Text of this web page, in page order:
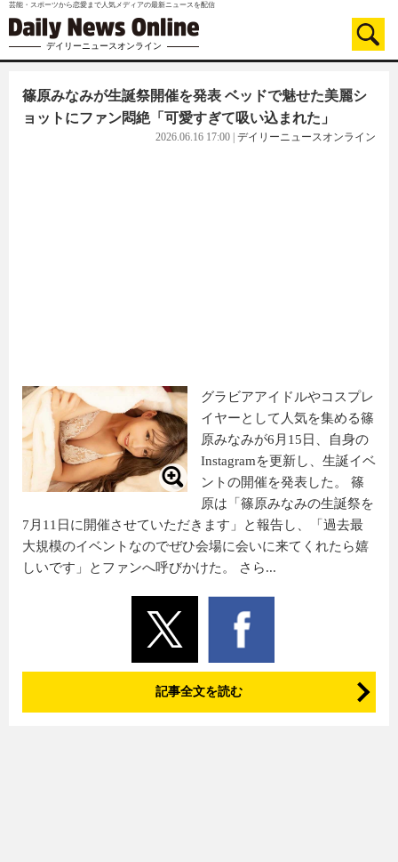
芸能・スポーツから恋愛まで人気メディアの最新ニュースを配信
デイリーニュースオンライン
篠原みなみが生誕祭開催を発表 ベッドで魅せた美麗シ
ョットにファン悶絶「可愛すぎて吸い込まれた」
2026.06.16 17:00 デイリーニュースオンライン
グラビアアイドルやコスプレ
イヤーとして人気を集める篠
原みなみが6月15日、自身の
Instagramを更新し、生誕イベ
ントの開催を発表した。 篠
原は「篠原みなみの生誕祭を
7月11日に開催させていただきます」と報告し、「過去最
大規模のイベントなのでぜひ会場に会いに来てくれたら嬉
しいです」とファンへ呼びかけた。 さら...
記事全文を読む